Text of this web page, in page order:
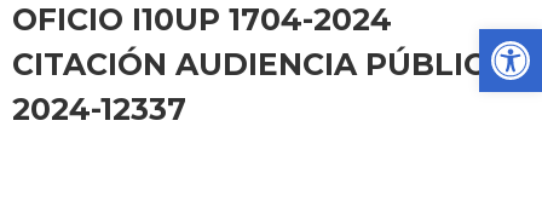
OFICIO I10UP 1704-2024
CITACIÓN AUDIENCIA PÚBLICA
2024-12337